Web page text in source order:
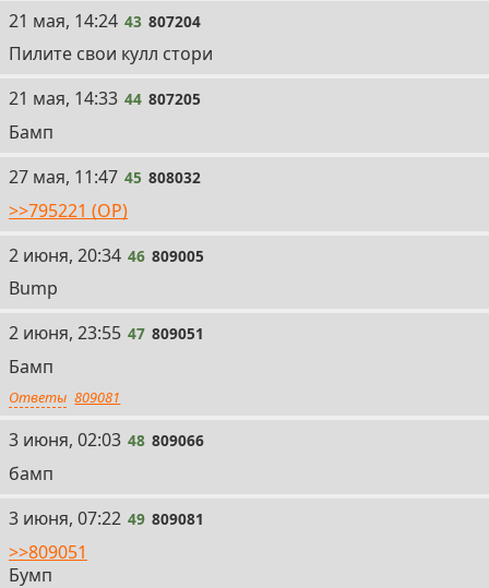
43
21 мая, 14:24 43 807204
Пилите свои кулл стори
44
21 мая, 14:33 44 807205
Бамп
45
27 мая, 11:47 45 808032
>>795221 (OP)
46
2 июня, 20:34 46 809005
Bump
47
2 июня, 23:55 47 809051
Бамп
Ответы 809081
48
3 июня, 02:03 48 809066
бамп
49
3 июня, 07:22 49 809081
>>809051
Бумп